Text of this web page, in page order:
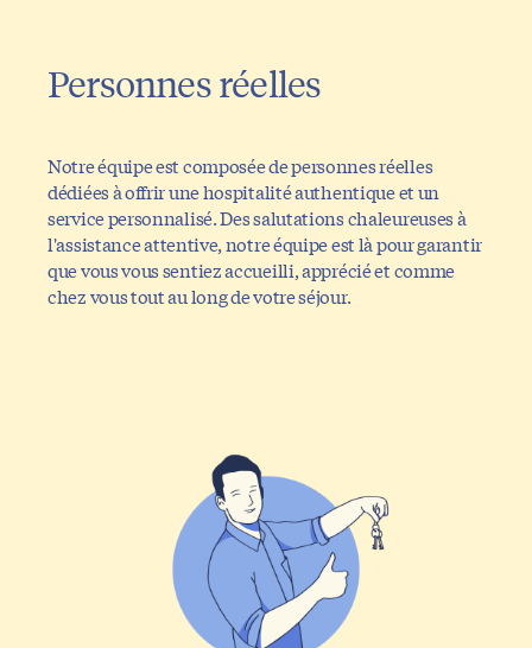
Personnes réelles
Notre équipe est composée de personnes réelles
dédiées à offrir une hospitalité authentique et un
service personnalisé. Des salutations chaleureuses à
l'assistance attentive, notre équipe est là pour garantir
que vous vous sentiez accueilli, apprécié et comme
chez vous tout au long de votre séjour.